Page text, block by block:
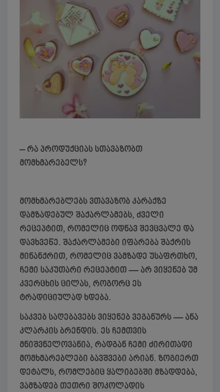
– რა პროდუქციას სთავაზობთ
მომხმარებელს?
მომხმარებლებს ვთავაზობ კარაქზე
დამზადებულ შაქარლამებს, ძველი
რეცეპტით, რომელიც ოდნავ შევცვალე და
დავხვეწე. შაქარლამები იფარება შაქრის
მინანქრით, რომელიც ვამზადე უსაფრთხო,
ჩემი საკუთარი რეცეპტით — არ ვიყენებ უმ
კვერცხის ცილას, როგორც ეს
ტრადიციულად ხდება.
საკვებ საღებავებს ვიყენებ ვეგანურს — ანა
კლარკის ბრენდის. ეს ჩემთვის
მნიშვნელოვანია, რადგან ჩემი ძირითადი
მომხმარებლები ბავშვები არიან. ზოგიერთ
დეტალს, რომლებიც ყალიბებში მზადდება,
ვამზადებ თეთრი შოკოლადის